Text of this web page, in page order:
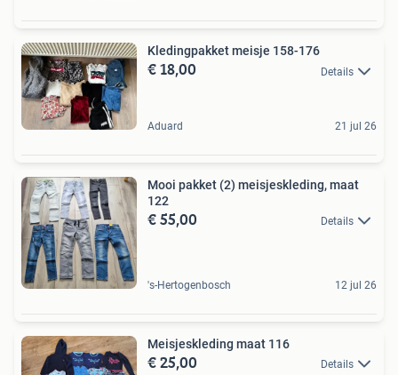
Kledingpakket meisje 158-176
€ 18,00 Details
Aduard 21 jul 26
Mooi pakket (2) meisjeskleding, maat
122
€ 55,00 Details
's-Hertogenbosch 12 jul 26
Meisjeskleding maat 116
€ 25,00 Details